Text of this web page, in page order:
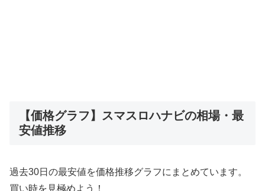
【価格グラフ】スマスロハナビの相場・最
安値推移
過去30日の最安値を価格推移グラフにまとめています。
買い時を見極めよう！